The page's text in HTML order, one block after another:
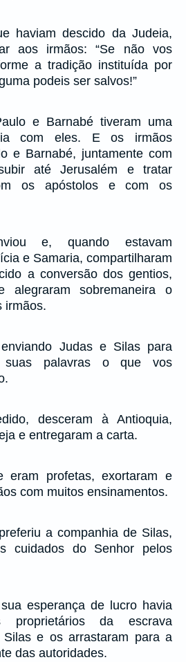
haviam descido da Judeia,
aos irmãos: “Se não vos
a tradição instituída por
podeis ser salvos!”
e Barnabé tiveram uma
com eles. E os irmãos
e Barnabé, juntamente com
até Jerusalém e tratar
os apóstolos e com os
e, quando estavam
e Samaria, compartilharam
a conversão dos gentios,
alegraram sobremaneira o
irmãos.
Judas e Silas para
suas palavras o que vos
desceram à Antioquia,
e entregaram a carta.
eram profetas, exortaram e
com muitos ensinamentos.
a companhia de Silas,
cuidados do Senhor pelos
esperança de lucro havia
da escrava
e os arrastaram para a
das autoridades.